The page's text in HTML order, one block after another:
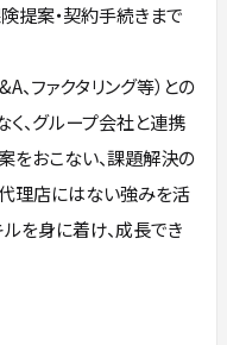
提案・契約手続きまで
、ファクタリング等）との
、グループ会社と連携
をおこない、課題解決の
理店にはない強みを活
を身に着け、成長でき